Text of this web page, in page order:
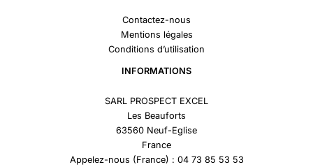
Contactez-nous
Mentions légales
Conditions d’utilisation
INFORMATIONS
SARL PROSPECT EXCEL
Les Beauforts
63560 Neuf-Eglise
France
Appelez-nous (France) : 04 73 85 53 53